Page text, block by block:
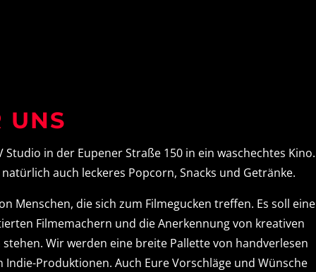
UNS
in der Eupener Straße 150 in ein waschechtes Kino.
auch leckeres Popcorn, Snacks und Getränke.
Menschen, die sich zum Filmegucken treffen. Es soll eine
Filmemachern und die Anerkennung von kreativen
Wir werden eine breite Pallette von handverlesen
Produktionen. Auch Eure Vorschläge und Wünsche